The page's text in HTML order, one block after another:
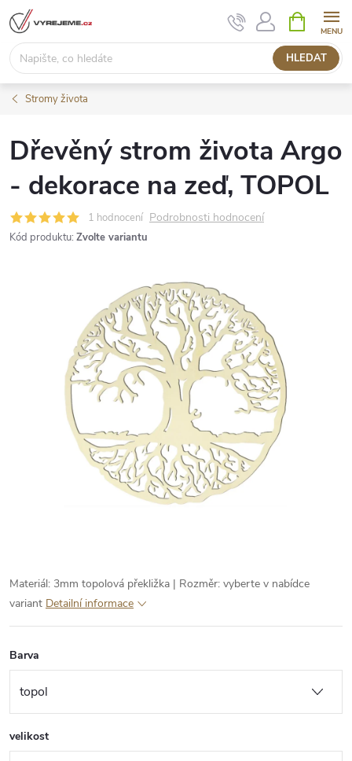
Přejít
na
obsah
HLEDAT
NÁKUPNÍ
KOŠÍK
Stromy života
Dřevěný strom života Argo
- dekorace na zeď, TOPOL
1 hodnocení Podrobnosti hodnocení
Kód produktu: Zvolte variantu
Materiál: 3mm topolová překližka | Rozměr: vyberte v nabídce
variant Detailní informace
Barva
velikost